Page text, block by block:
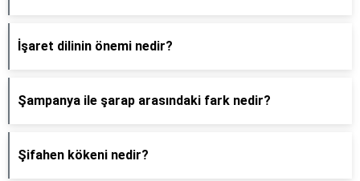
İşaret dilinin önemi nedir?
Şampanya ile şarap arasındaki fark nedir?
Şifahen kökeni nedir?